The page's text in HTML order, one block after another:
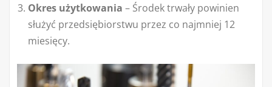
Okres użytkowania – Środek trwały powinien
służyć przedsiębiorstwu przez co najmniej 12
miesięcy.